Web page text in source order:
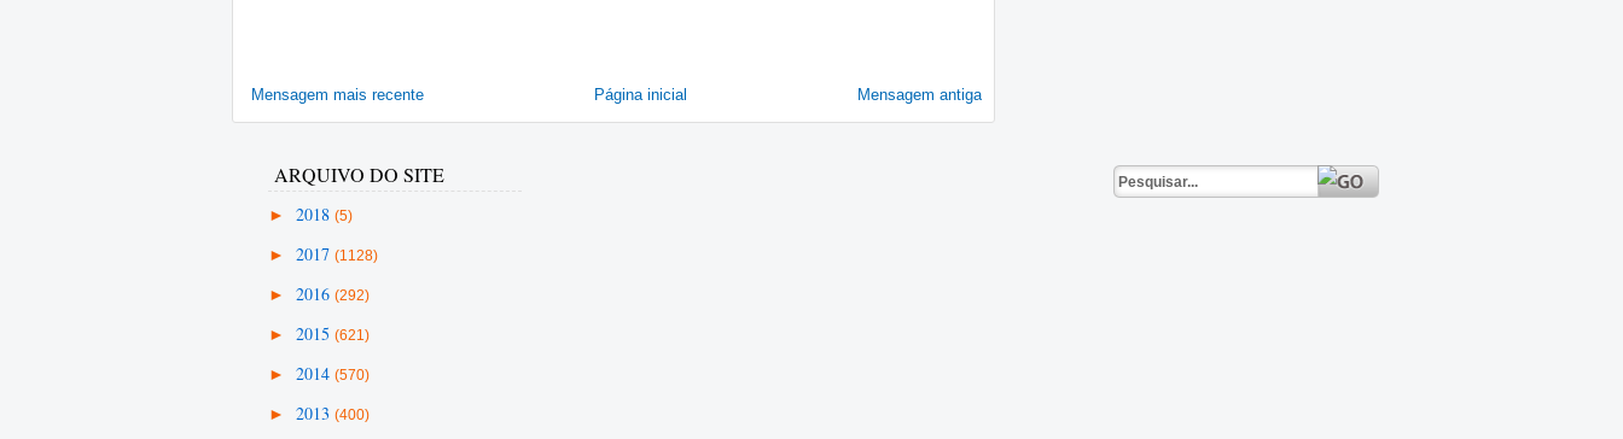
Mensagem mais recente Mensagem antiga
Página inicial
ARQUIVO DO SITE
► 2018 (5)
► 2017 (1128)
► 2016 (292)
► 2015 (621)
► 2014 (570)
► 2013 (400)